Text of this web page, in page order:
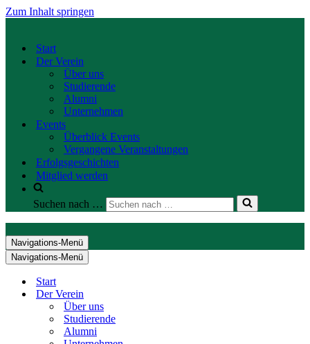
Zum Inhalt springen
Start
Der Verein
Über uns
Studierende
Alumni
Unternehmen
Events
Überblick Events
Vergangene Veranstaltungen
Erfolgsgeschichten
Mitglied werden
Suchen nach …
Navigations-Menü
Navigations-Menü
Start
Der Verein
Über uns
Studierende
Alumni